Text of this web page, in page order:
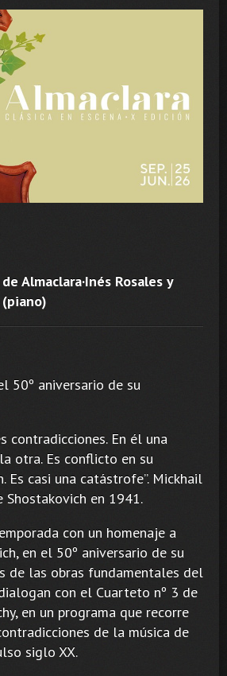
Almaclara·Inés Rosales y
50º aniversario de su
contradicciones. En él una
otra. Es conflicto en su
Es casi una catástrofe”. Mickhail
Shostakovich en 1941.
con un homenaje a
en el 50º aniversario de su
de las obras fundamentales del
con el Cuarteto nº 3 de
en un programa que recorre
de la música de
siglo XX.